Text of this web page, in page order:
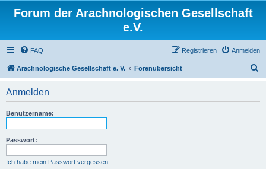
Forum der Arachnologischen Gesellschaft
e.V.
FAQ Anmelden
Registrieren
Arachnologische Gesellschaft e. V. Forenübersicht
Anmelden
Benutzername:
Passwort:
Ich habe mein Passwort vergessen